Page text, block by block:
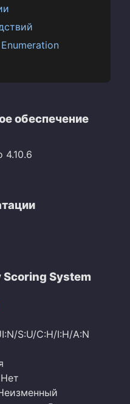
обеспечение
4.10.6
System
S:U/C:H/I:H/A:N